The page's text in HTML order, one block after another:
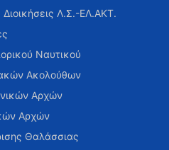
Διοικήσεις Λ.Σ.-ΕΛ.ΑΚΤ.
Ναυτικού
Ακολούθων
Αρχών
Αρχών
Θαλάσσιας